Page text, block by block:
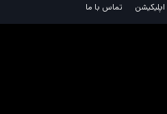
اپلیکیشن تماس با ما